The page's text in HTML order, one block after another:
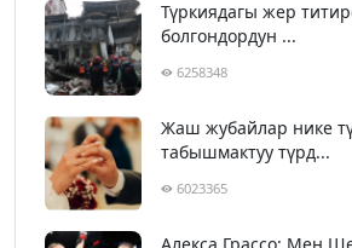
Түркиядагы жер
болгондордун ...
6258348
Жаш жубайлар нике
табышмактуу түрд...
6023365